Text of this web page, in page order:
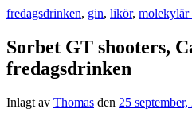
fredagsdrinken, gin, likör, molekylär
Sorbet GT shooters,
fredagsdrinken
Inlagt av Thomas den 25 september,